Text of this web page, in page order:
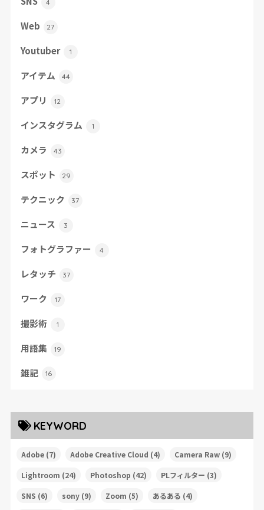
4
Web 27
Youtuber 1
アイテム 44
アプリ 12
インスタグラム 1
カメラ 43
スポット 29
テクニック 37
ニュース 3
フォトグラファー 4
レタッチ 37
ワーク 17
撮影術 1
用語集 19
雑記 16
KEYWORD
Adobe(7) Adobe Creative Cloud (4) Camera Raw(9)
Lightroom (24) Photoshop (42) PLフィルター (3)
SNS (6) sony(9) Zoom (5) あるある (4)